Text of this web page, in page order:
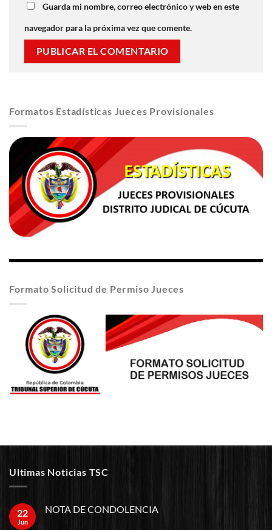
Guarda mi nombre, correo electrónico y web en este
navegador para la próxima vez que comente.
Formatos Estadísticas Jueces Provisionales
Formato Solicitud de Permiso Jueces
Ultimas Noticias TSC
22
Jun
NOTA DE CONDOLENCIA